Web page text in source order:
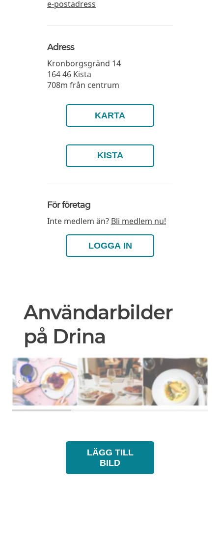
e-postadress
Adress
Kronborgsgränd 14
164 46 Kista
708m från centrum
KARTA
KISTA
För företag
Inte medlem än? Bli medlem nu!
LOGGA IN
Användarbilder
på Drina
LÄGG TILL
BILD